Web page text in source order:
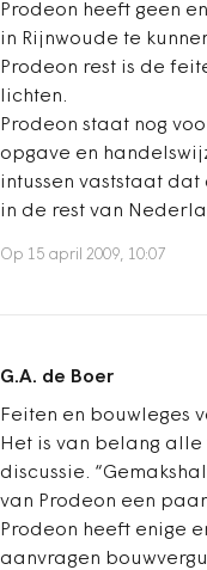
Prodeon heeft geen
in Rijnwoude te
Prodeon rest is de
lichten.
Prodeon staat nog
opgave en
intussen vaststaat
in de rest van
Op 15 april 2009, 10:07
G.A. de Boer
Feiten en bouwleges
Het is van belang
discussie.
van Prodeon een
Prodeon heeft enige
aanvragen